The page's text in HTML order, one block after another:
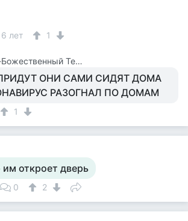
6 лет 1
Камикадзе-Божественный Теплый Ветерок
ОНИ САМИ СИДЯТ ДОМА
РАЗОГНАЛ ПО ДОМАМ
1
им откроет дверь
0 2